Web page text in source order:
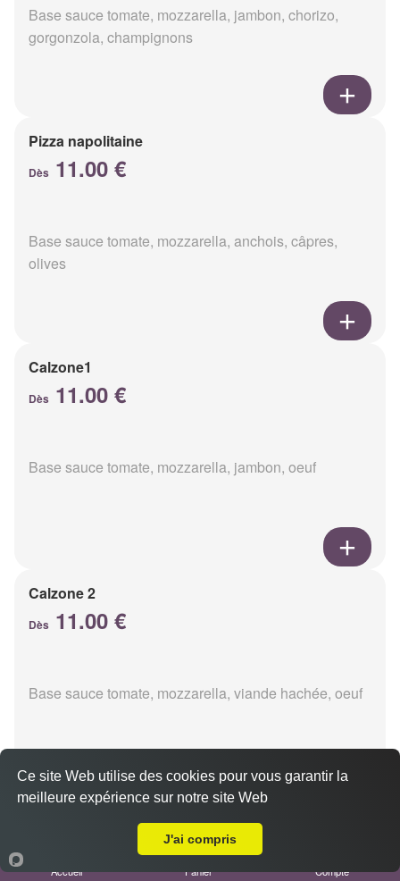
Base sauce tomate, mozzarella, jambon, chorizo,
gorgonzola, champignons
Pizza napolitaine
Dès 11.00 €
Base sauce tomate, mozzarella, anchois, câpres,
olives
Calzone1
Dès 11.00 €
Base sauce tomate, mozzarella, jambon, oeuf
Calzone 2
Dès 11.00 €
Base sauce tomate, mozzarella, viande hachée, oeuf
Accueil Panier Compte
Ce site Web utilise des cookies pour vous garantir la
meilleure expérience sur notre site Web
J'ai compris